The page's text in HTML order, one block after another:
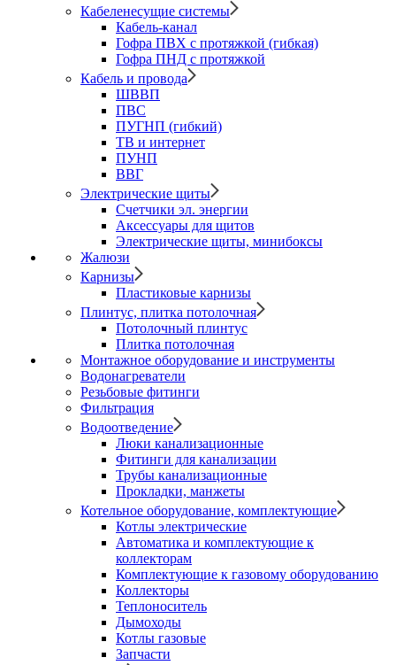
Кабеленесущие системы
Кабель-канал
Гофра ПВХ с протяжкой (гибкая)
Гофра ПНД с протяжкой
Кабель и провода
ШВВП
ПВС
ПУГНП (гибкий)
ТВ и интернет
ПУНП
ВВГ
Электрические щиты
Счетчики эл. энергии
Аксессуары для щитов
Электрические щиты, минибоксы
Жалюзи
Карнизы
Пластиковые карнизы
Плинтус, плитка потолочная
Потолочный плинтус
Плитка потолочная
Монтажное оборудование и инструменты
Водонагреватели
Резьбовые фитинги
Фильтрация
Водоотведение
Люки канализационные
Фитинги для канализации
Трубы канализационные
Прокладки, манжеты
Котельное оборудование, комплектующие
Котлы электрические
Автоматика и комплектующие к
коллекторам
Комплектующие к газовому оборудованию
Коллекторы
Теплоноситель
Дымоходы
Котлы газовые
Запчасти